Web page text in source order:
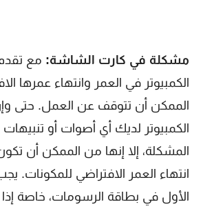
مشكلة في كارت الشاشة: مع
الكمبيوتر في العمر وانتهاء عمرها
الممكن أن تتوقف عن العمل. حتى
الكمبيوتر لديك أي أصوات أو
المشكلة، إلا إنها من الممكن أن
انتهاء العمر الافتراضي
الأول في بطاقة الرسومات، خاصة